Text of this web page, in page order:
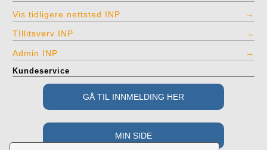
Vis tidligere nettsted INP
TIllitsverv INP
Admin INP
Kundeservice